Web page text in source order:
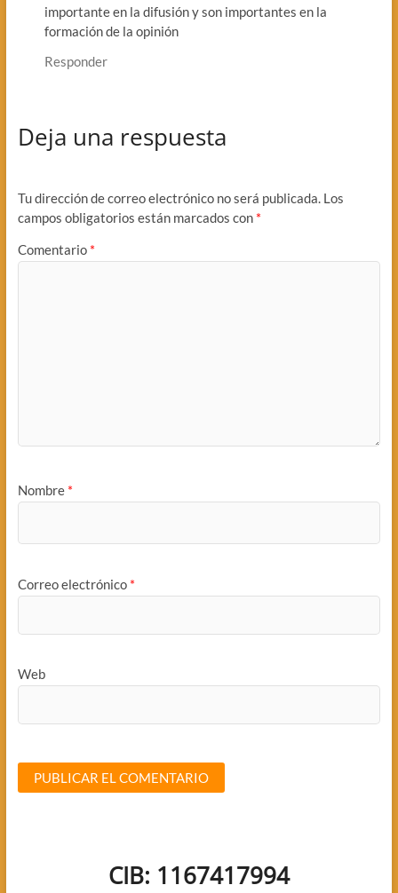
importante en la difusión y son importantes en la
formación de la opinión
Responder
Deja una respuesta
Tu dirección de correo electrónico no será publicada. Los
campos obligatorios están marcados con *
Comentario *
Nombre *
Correo electrónico *
Web
CIB: 1167417994